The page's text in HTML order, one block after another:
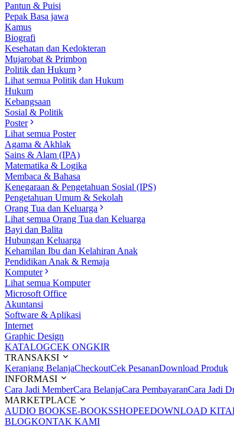
Pantun & Puisi
Pepak Basa jawa
Kamus
Biografi
Kesehatan dan Kedokteran
Mujarobat & Primbon
Politik dan Hukum
Lihat semua Politik dan Hukum
Hukum
Kebangsaan
Sosial & Politik
Poster
Lihat semua Poster
Agama & Akhlak
Sains & Alam (IPA)
Matematika & Logika
Membaca & Bahasa
Kenegaraan & Pengetahuan Sosial (IPS)
Pengetahuan Umum & Sekolah
Orang Tua dan Keluarga
Lihat semua Orang Tua dan Keluarga
Bayi dan Balita
Hubungan Keluarga
Kehamilan Ibu dan Kelahiran Anak
Pendidikan Anak & Remaja
Komputer
Lihat semua Komputer
Microsoft Office
Akuntansi
Software & Aplikasi
Internet
Graphic Design
KATALOGCEK ONGKIR
TRANSAKSI
Keranjang BelanjaCheckoutCek PesananDownload Produk
INFORMASI
Cara Jadi MemberCara BelanjaCara PembayaranCara Jadi
MARKETPLACE
AUDIO BOOKSE-BOOKSSHOPEEDOWNLOAD
BLOGKONTAK KAMI